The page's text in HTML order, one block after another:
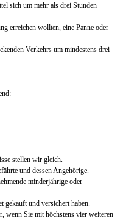
sich um mehr als drei Stunden
erreichen wollten, eine Panne oder
Verkehrs um mindestens drei
stellen wir gleich.
und dessen Angehörige.
minderjährige oder
und versichert haben.
wenn Sie mit höchstens vier weiteren